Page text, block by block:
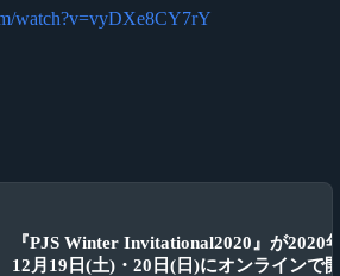
watch?v=vyDXe8CY7rY
『PJS Winter Invitational2020』が2020
12月19日(土)・20日(日)にオンラインで